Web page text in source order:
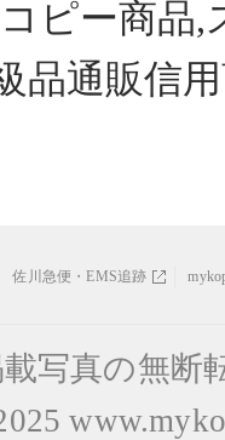
ピー商品
品通販信
佐川急便・EMS追跡
写真の無断